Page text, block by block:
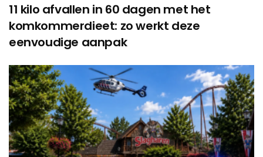
11 kilo afvallen in 60 dagen met het
komkommerdieet: zo werkt deze
eenvoudige aanpak